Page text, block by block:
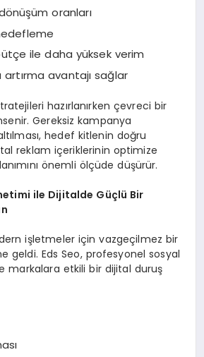
oranları
ile daha yüksek verim
artırma avantajı sağlar
hazırlanırken çevreci bir
Gereksiz kampanya
hedef kitlenin doğru
reklam içeriklerinin optimize
önemli ölçüde düşürür.
ile Dijitalde Güçlü Bir
işletmeler için vazgeçilmez bir
geldi. Eds Seo, profesyonel sosyal
markalara etkili bir dijital duruş